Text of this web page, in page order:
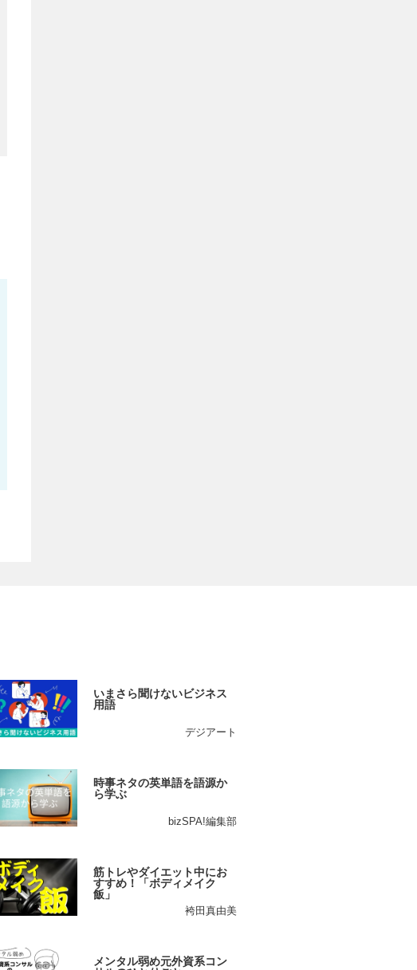
いまさら聞けないビジネス
用語
デジアート
時事ネタの英単語を語源か
ら学ぶ
bizSPA!編集部
筋トレやダイエット中にお
すすめ！「ボディメイク
飯」
袴田真由美
メンタル弱め元外資系コン